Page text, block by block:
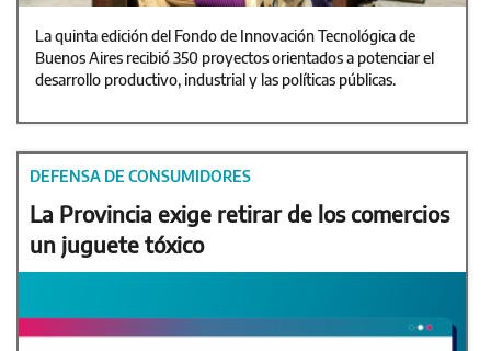
La quinta edición del Fondo de Innovación Tecnológica de
Buenos Aires recibió 350 proyectos orientados a potenciar el
desarrollo productivo, industrial y las políticas públicas.
DEFENSA DE CONSUMIDORES
La Provincia exige retirar de los comercios
un juguete tóxico